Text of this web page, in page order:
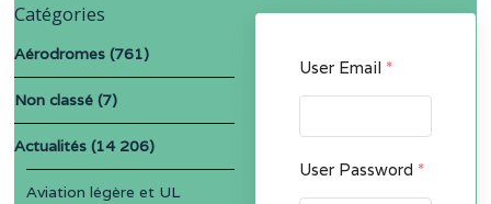
User Email *
User Password *
Catégories
Aérodromes (761)
Non classé (7)
Actualités (14 206)
Aviation légère et UL